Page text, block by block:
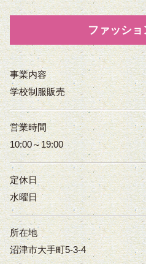
ファッシ
事業内容
学校制服販売
営業時間
10:00～19:00
定休日
水曜日
所在地
沼津市大手町5-3-4